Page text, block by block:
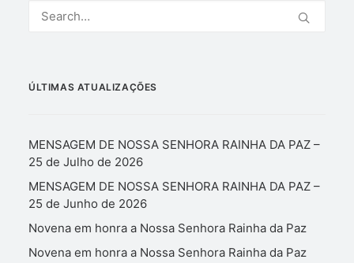
ÚLTIMAS ATUALIZAÇÕES
MENSAGEM DE NOSSA SENHORA RAINHA DA PAZ –
25 de Julho de 2026
MENSAGEM DE NOSSA SENHORA RAINHA DA PAZ –
25 de Junho de 2026
Novena em honra a Nossa Senhora Rainha da Paz
Novena em honra a Nossa Senhora Rainha da Paz